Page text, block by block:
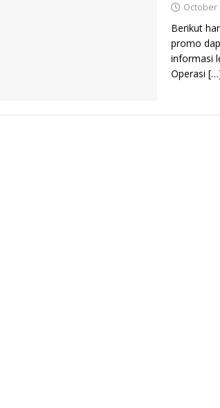
October
Berikut
promo
informasi
Operasi